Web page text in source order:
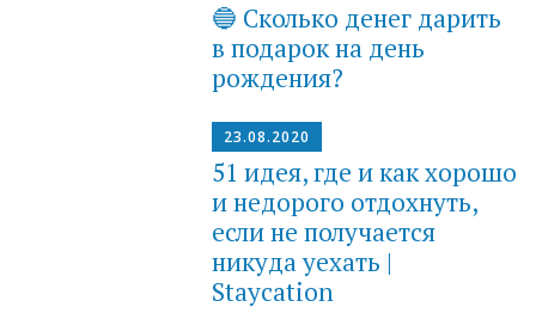
🔵 Сколько денег дарить
в подарок на день
рождения?
23.08.2020
51 идея, где и как хорошо
и недорого отдохнуть,
если не получается
никуда уехать |
Staycation